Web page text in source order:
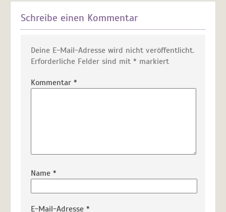
Schreibe einen Kommentar
Deine E-Mail-Adresse wird nicht veröffentlicht.
Erforderliche Felder sind mit * markiert
Kommentar *
Name *
E-Mail-Adresse *